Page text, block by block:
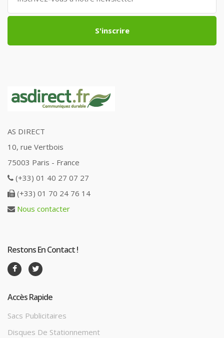
S'inscrire
AS DIRECT
10, rue Vertbois
75003 Paris - France
(+33) 01 40 27 07 27
(+33) 01 70 24 76 14
Nous contacter
Restons En Contact !
Accès Rapide
Sacs Publicitaires
Disques De Stationnement